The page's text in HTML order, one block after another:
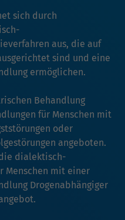
sich durch
aus, die auf
sind und eine
ermöglichen.
Behandlung
für Menschen mit
oder
angeboten.
dialektisch-
Menschen mit einer
Drogenabhängiger